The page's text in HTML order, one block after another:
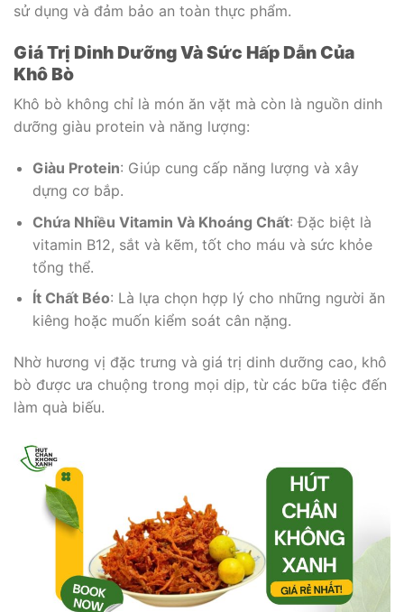
sử dụng và đảm bảo an toàn thực phẩm.
Giá Trị Dinh Dưỡng Và Sức Hấp Dẫn Của
Khô Bò
Khô bò không chỉ là món ăn vặt mà còn là nguồn dinh
dưỡng giàu protein và năng lượng:
Giàu Protein: Giúp cung cấp năng lượng và xây
dựng cơ bắp.
Chứa Nhiều Vitamin Và Khoáng Chất: Đặc biệt là
vitamin B12, sắt và kẽm, tốt cho máu và sức khỏe
tổng thể.
Ít Chất Béo: Là lựa chọn hợp lý cho những người ăn
kiêng hoặc muốn kiểm soát cân nặng.
Nhờ hương vị đặc trưng và giá trị dinh dưỡng cao, khô
bò được ưa chuộng trong mọi dịp, từ các bữa tiệc đến
làm quà biếu.